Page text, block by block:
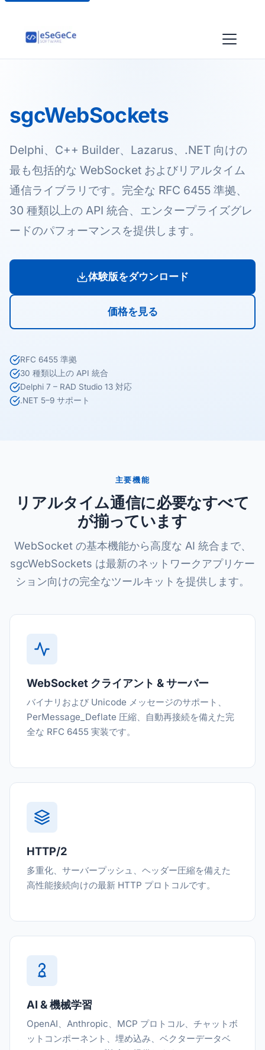
sgcWebSockets
Delphi、C++ Builder、Lazarus、.NET 向けの
最も包括的な WebSocket およびリアルタイム
通信ライブラリです。完全な RFC 6455 準拠、
30 種類以上の API 統合、エンタープライズグレ
ードのパフォーマンスを提供します。
体験版をダウンロード
価格を見る
RFC 6455 準拠
30 種類以上の API 統合
Delphi 7 – RAD Studio 13 対応
.NET 5–9 サポート
主要機能
リアルタイム通信に必要なすべて
が揃っています
WebSocket の基本機能から高度な AI 統合まで、
sgcWebSockets は最新のネットワークアプリケー
ション向けの完全なツールキットを提供します。
WebSocket クライアント & サーバー
バイナリおよび Unicode メッセージのサポート、
PerMessage_Deflate 圧縮、自動再接続を備えた完
全な RFC 6455 実装です。
HTTP/2
多重化、サーバープッシュ、ヘッダー圧縮を備えた
高性能接続向けの最新 HTTP プロトコルです。
AI & 機械学習
OpenAI、Anthropic、MCP プロトコル、チャットボ
ットコンポーネント、埋め込み、ベクターデータベ